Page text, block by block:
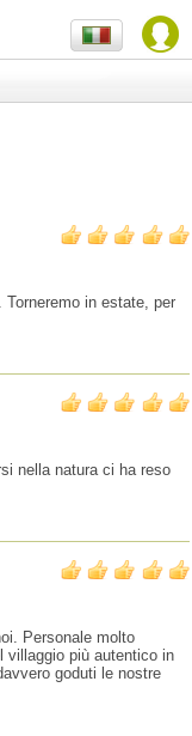
in estate, per
nella natura ci ha reso
Personale molto
villaggio più autentico in
goduti le nostre